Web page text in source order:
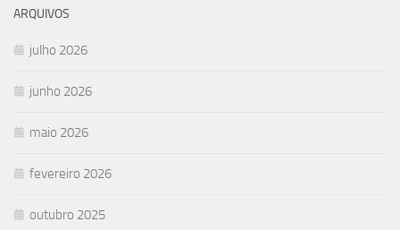
ARQUIVOS
julho 2026
junho 2026
maio 2026
fevereiro 2026
outubro 2025